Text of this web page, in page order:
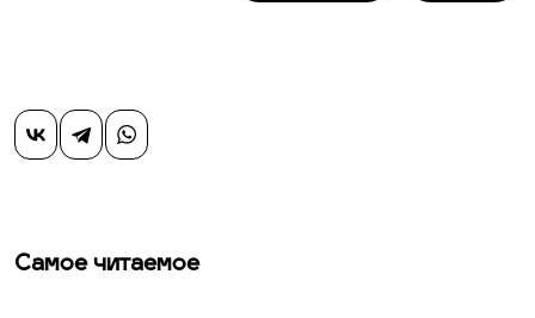
Самое читаемое